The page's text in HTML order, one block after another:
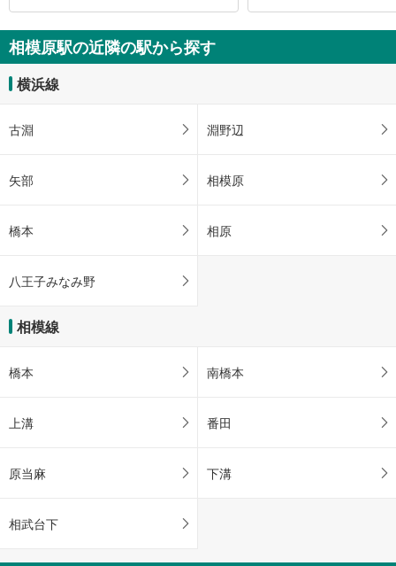
相模原駅の近隣の駅から探す
横浜線
古淵 淵野辺
矢部 相模原
橋本 相原
八王子みなみ野
相模線
橋本 南橋本
上溝 番田
原当麻 下溝
相武台下